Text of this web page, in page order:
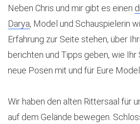
Neben Chris und mir gibt es einen
Darya, Model und Schauspielerin
Erfahrung zur Seite stehen, über
berichten und Tipps geben, wie
neue Posen mit und für Eure
Wir haben den alten Rittersaal für
auf dem Gelände bewegen.